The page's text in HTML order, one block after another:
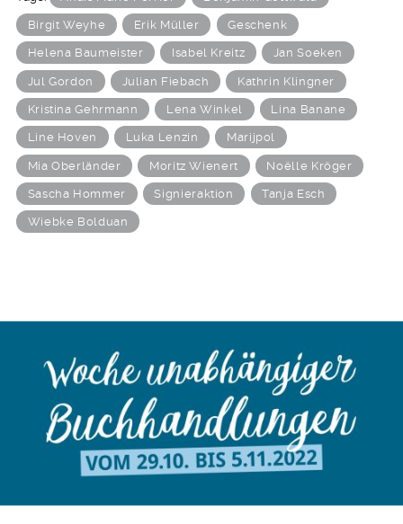
Birgit Weyhe Erik Müller Geschenk
Helena Baumeister Isabel Kreitz Jan Soeken
Jul Gordon Julian Fiebach Kathrin Klingner
Kristina Gehrmann Lena Winkel Lina Banane
Line Hoven Luka Lenzin Marijpol
Mia Oberländer Moritz Wienert Noëlle Kröger
Sascha Hommer Signieraktion Tanja Esch
Wiebke Bolduan